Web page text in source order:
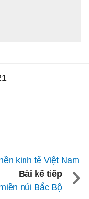
kinh tế Việt Nam
Bài kế tiếp
núi Bắc Bộ